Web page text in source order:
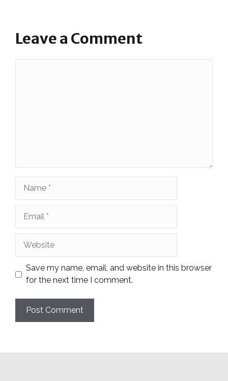
Leave a Comment
Save my name, email, and website in this browser
for the next time I comment.